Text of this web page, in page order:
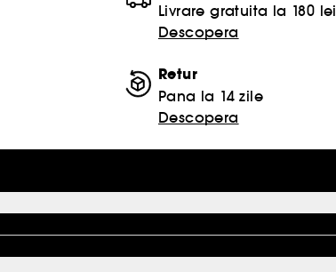
Livrare gratuita la 180 lei
Descopera
Retur
Pana la 14 zile
Descopera